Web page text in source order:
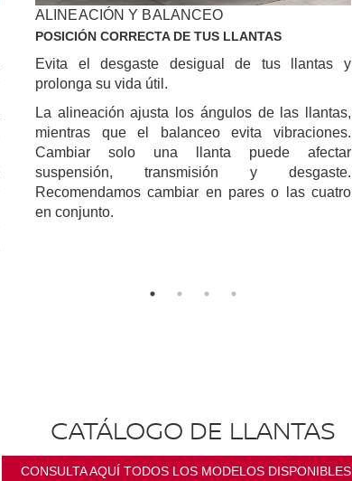
ALINEACIÓN Y BALANCEO
POSICIÓN CORRECTA DE TUS LLANTAS
Evita el desgaste desigual de tus llantas y
prolonga su vida útil.
La alineación ajusta los ángulos de las llantas,
mientras que el balanceo evita vibraciones.
Cambiar solo una llanta puede afectar
suspensión, transmisión y desgaste.
Recomendamos cambiar en pares o las cuatro
en conjunto.
CATÁLOGO DE LLANTAS
CONSULTA AQUÍ TODOS LOS MODELOS DISPONIBLES